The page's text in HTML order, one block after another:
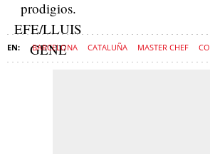
BARCELONA CATALUÑA MASTER CHEF